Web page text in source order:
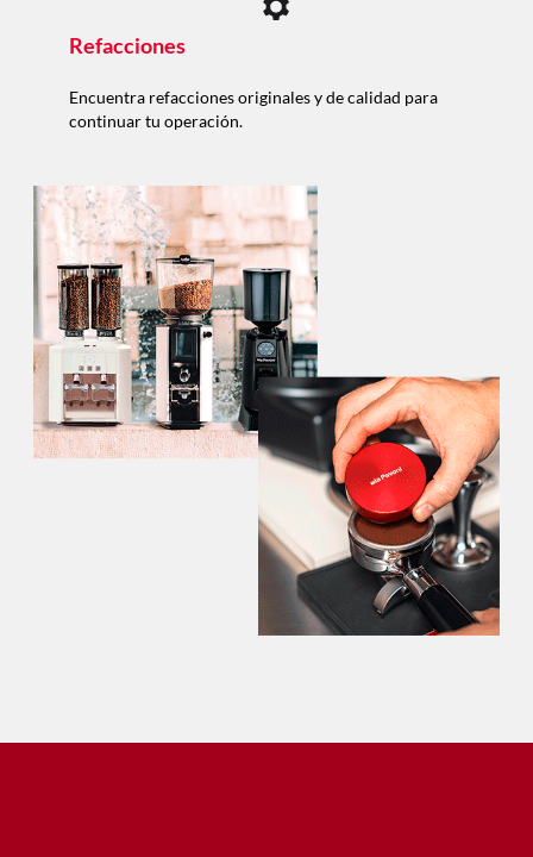
Refacciones
Encuentra refacciones originales y de calidad para
continuar tu operación.